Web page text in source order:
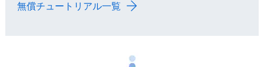
無償チュートリアル一覧